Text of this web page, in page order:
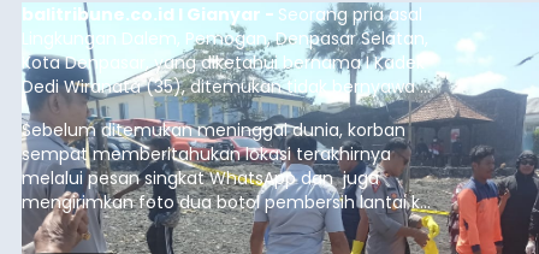
balitribune.co.id I Gianyar - Seorang pria asal
Lingkungan Dalem, Pemogan, Denpasar Selatan,
Kota Denpasar, yang diketahui bernama I Kadek
Dedi Wiranata (35), ditemukan tidak bernyawa di
pesisir Pantai Purnama, Sukawati.
Sebelum ditemukan meninggal dunia, korban
sempat memberitahukan lokasi terakhirnya
melalui pesan singkat WhatsApp dan juga
mengirimkan foto dua botol pembersih lantai ke
istrinya.